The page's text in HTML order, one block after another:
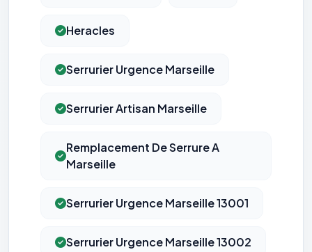
Heracles
Serrurier Urgence Marseille
Serrurier Artisan Marseille
Remplacement De Serrure A
Marseille
Serrurier Urgence Marseille 13001
Serrurier Urgence Marseille 13002